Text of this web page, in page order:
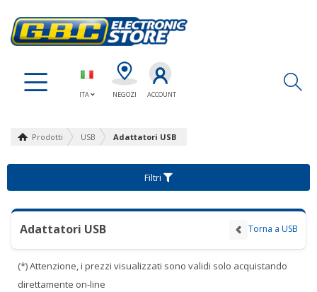
ITA NEGOZI ACCOUNT
Prodotti USB Adattatori USB
Filtri
Adattatori USB Torna a USB
(*) Attenzione, i prezzi visualizzati sono validi solo acquistando
direttamente on-line